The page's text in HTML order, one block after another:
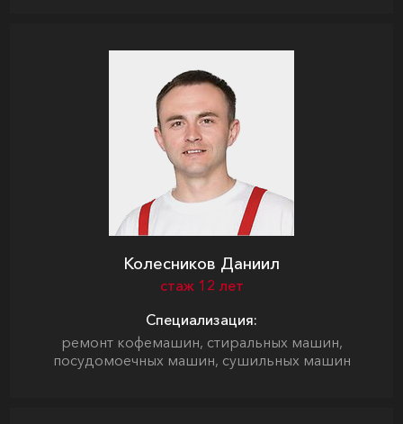
Колесников Даниил
стаж 12 лет
Специализация:
ремонт кофемашин, стиральных машин,
посудомоечных машин, сушильных машин